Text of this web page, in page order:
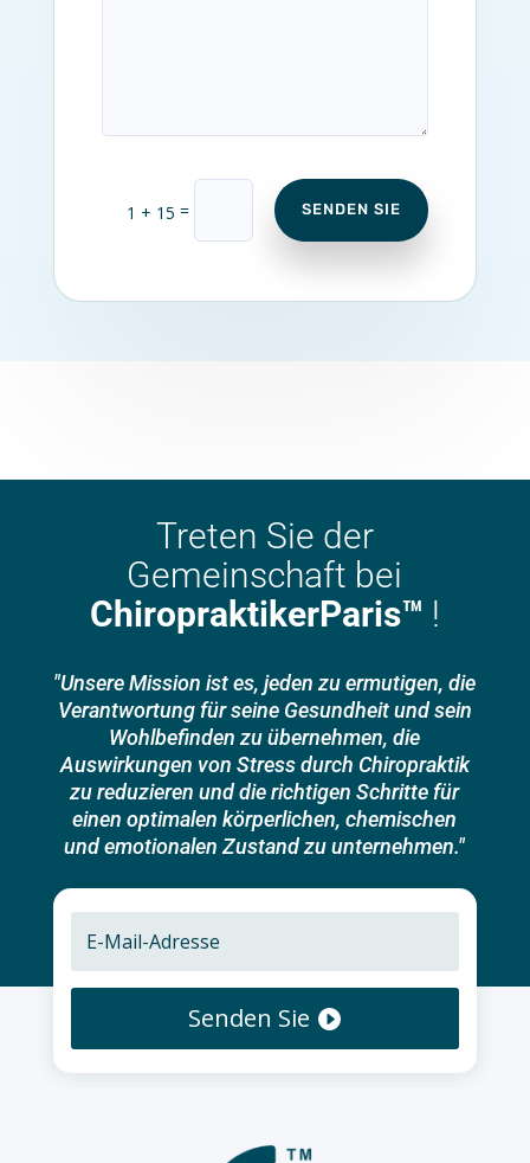
1 + 15 = SENDEN SIE
Treten Sie der
Gemeinschaft bei
ChiropraktikerParis™ !
"Unsere Mission ist es, jeden zu ermutigen, die
Verantwortung für seine Gesundheit und sein
Wohlbefinden zu übernehmen, die
Auswirkungen von Stress durch Chiropraktik
zu reduzieren und die richtigen Schritte für
einen optimalen körperlichen, chemischen
und emotionalen Zustand zu unternehmen."
Senden Sie